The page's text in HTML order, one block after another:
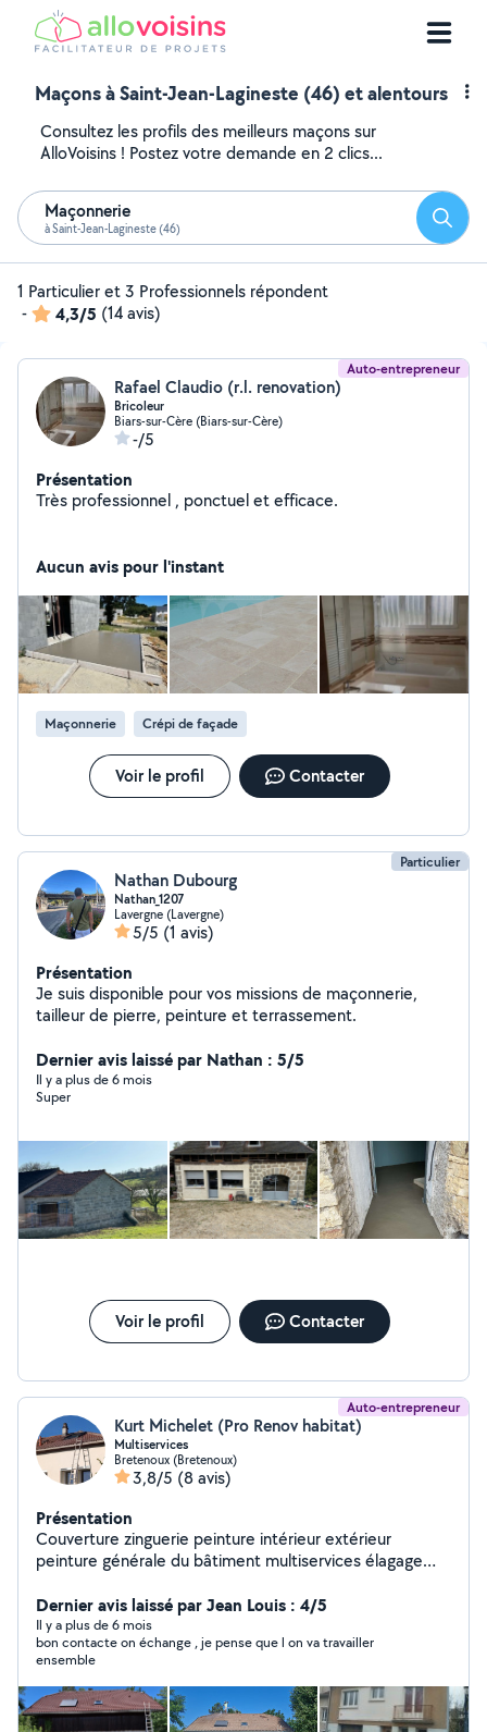
Maçons à Saint-Jean-Lagineste (46) et alentours
Consultez les profils des meilleurs maçons sur
AlloVoisins ! Postez votre demande en 2 clics...
Maçonnerie
à Saint-Jean-Lagineste (46)
1 Particulier et 3 Professionnels répondent
-
4,3/5 (14 avis)
Auto-entrepreneur
Rafael Claudio (r.l. renovation)
Bricoleur
Biars-sur-Cère (Biars-sur-Cère)
-/5
Présentation
Très professionnel , ponctuel et efficace.
Aucun avis pour l'instant
Maçonnerie Crépi de façade
Voir le profil Contacter
Particulier
Nathan Dubourg
Nathan_1207
Lavergne (Lavergne)
5/5 (1 avis)
Présentation
Je suis disponible pour vos missions de maçonnerie,
tailleur de pierre, peinture et terrassement.
Dernier avis laissé par Nathan : 5/5
Il y a plus de 6 mois
Super
Voir le profil Contacter
Auto-entrepreneur
Kurt Michelet (Pro Renov habitat)
Multiservices
Bretenoux (Bretenoux)
3,8/5 (8 avis)
Présentation
Couverture zinguerie peinture intérieur extérieur
peinture générale du bâtiment multiservices élagage
Dernier avis laissé par Jean Louis : 4/5
Il y a plus de 6 mois
bon contacte on échange , je pense que l on va travailler
ensemble